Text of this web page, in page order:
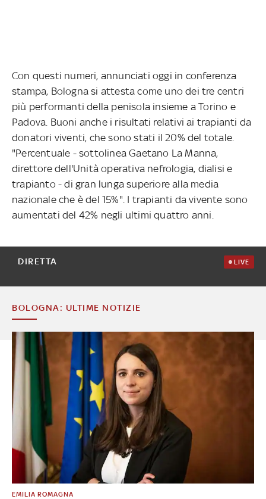
Con questi numeri, annunciati oggi in conferenza
stampa, Bologna si attesta come uno dei tre centri
più performanti della penisola insieme a Torino e
Padova. Buoni anche i risultati relativi ai trapianti da
donatori viventi, che sono stati il 20% del totale.
"Percentuale - sottolinea Gaetano La Manna,
direttore dell'Unità operativa nefrologia, dialisi e
trapianto - di gran lunga superiore alla media
nazionale che è del 15%". I trapianti da vivente sono
aumentati del 42% negli ultimi quattro anni.
DIRETTA LIVE
BOLOGNA: ULTIME NOTIZIE
EMILIA ROMAGNA